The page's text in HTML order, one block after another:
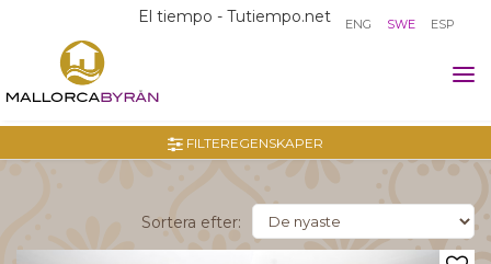
El tiempo - Tutiempo.net ENG SWE ESP
FILTEREGENSKAPER
Sortera efter: